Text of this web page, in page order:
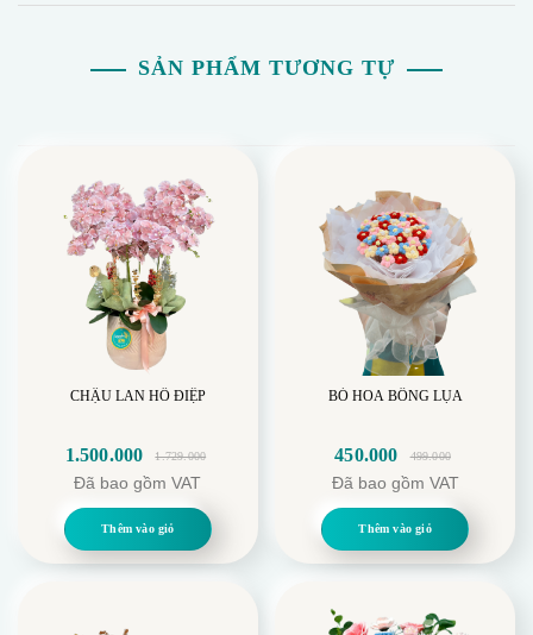
SẢN PHẨM TƯƠNG TỰ
CHẬU LAN HỒ ĐIỆP
1.729.000
gốc
là:
1.729.000.
1.500.000
hiện
tại
là:
Đã bao gồm VAT
Thêm vào giỏ
BÓ HOA BÔNG LỤA
499.000
gốc
450.000
hiện
Đã bao gồm VAT
Thêm vào giỏ